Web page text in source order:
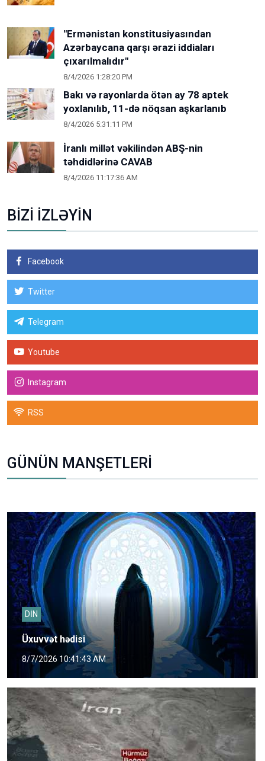
"Ermənistan konstitusiyasından
Azərbaycana qarşı ərazi iddiaları
çıxarılmalıdır"
8/4/2026 1:28:20 PM
Bakı və rayonlarda ötən ay 78 aptek
yoxlanılıb, 11-də nöqsan aşkarlanıb
8/4/2026 5:31:11 PM
İranlı millət vəkilindən ABŞ-nin
təhdidlərinə CAVAB
8/4/2026 11:17:36 AM
BİZİ İZLƏYİN
Facebook
Twitter
Telegram
Youtube
Instagram
RSS
GÜNÜN MANŞETLERİ
DİN
Üxuvvət hədisi
8/7/2026 10:41:43 AM